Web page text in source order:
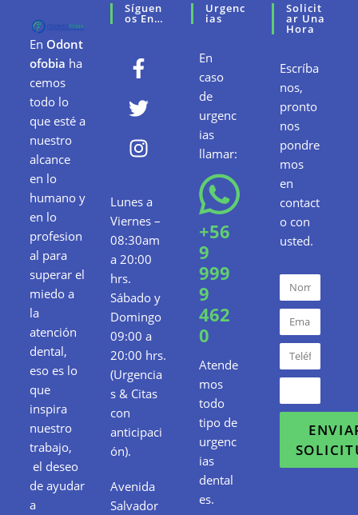
En Odont
ofobia ha
cemos
todo lo
que esté a
nuestro
alcance
en lo
humano y
en lo
profesion
al para
superar el
miedo a
la
atención
dental,
eso es lo
que
inspira
nuestro
trabajo,
el deseo
de ayudar
a
Síguen
Os En…
Lunes a
Viernes –
08:30am
a 20:00
hrs.
Sábado y
Domingo
09:00 a
20:00 hrs.
(Urgencia
s & Citas
con
anticipaci
ón).
Avenida
Salvador
Urgenc
Ias
En
caso
de
urgenc
ias
llamar:
+56
9
999
9
462
0
Atende
mos
todo
tipo de
urgenc
ias
dental
es.
Solicit
Ar Una
Hora
Escríba
nos,
pronto
nos
pondre
mos
en
contact
o con
usted.